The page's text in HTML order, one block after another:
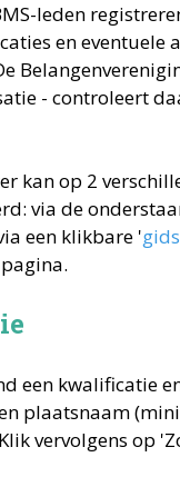
leden
en eventuele
- controleert
kan op 2
via de
een klikbare 'gids
een kwalificatie
plaatsnaam
vervolgens op